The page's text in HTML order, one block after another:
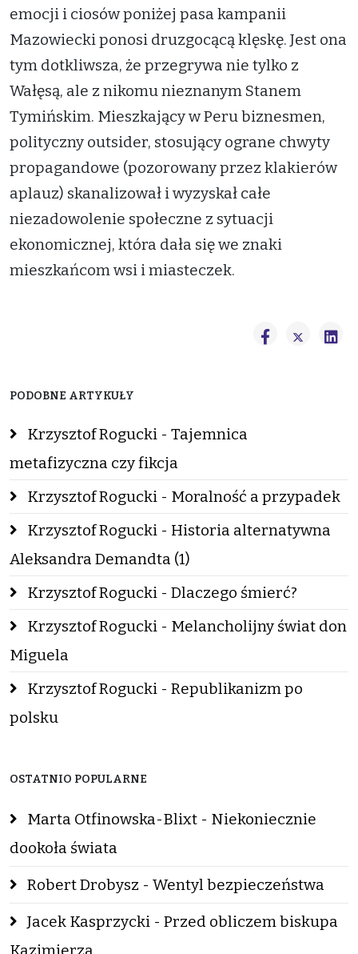
emocji i ciosów poniżej pasa kampanii
Mazowiecki ponosi druzgocącą klęskę. Jest ona
tym dotkliwsza, że przegrywa nie tylko z
Wałęsą, ale z nikomu nieznanym Stanem
Tymińskim. Mieszkający w Peru biznesmen,
polityczny outsider, stosujący ograne chwyty
propagandowe (pozorowany przez klakierów
aplauz) skanalizował i wyzyskał całe
niezadowolenie społeczne z sytuacji
ekonomicznej, która dała się we znaki
mieszkańcom wsi i miasteczek.
PODOBNE ARTYKUŁY
Krzysztof Rogucki - Tajemnica
metafizyczna czy fikcja
Krzysztof Rogucki - Moralność a przypadek
Krzysztof Rogucki - Historia alternatywna
Aleksandra Demandta (1)
Krzysztof Rogucki - Dlaczego śmierć?
Krzysztof Rogucki - Melancholijny świat don
Miguela
Krzysztof Rogucki - Republikanizm po
polsku
OSTATNIO POPULARNE
Marta Otfinowska-Blixt - Niekoniecznie
dookoła świata
Robert Drobysz - Wentyl bezpieczeństwa
Jacek Kasprzycki - Przed obliczem biskupa